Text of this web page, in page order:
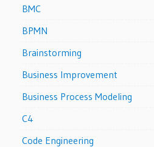
BMC
BPMN
Brainstorming
Business Improvement
Business Process Modeling
C4
Code Engineering